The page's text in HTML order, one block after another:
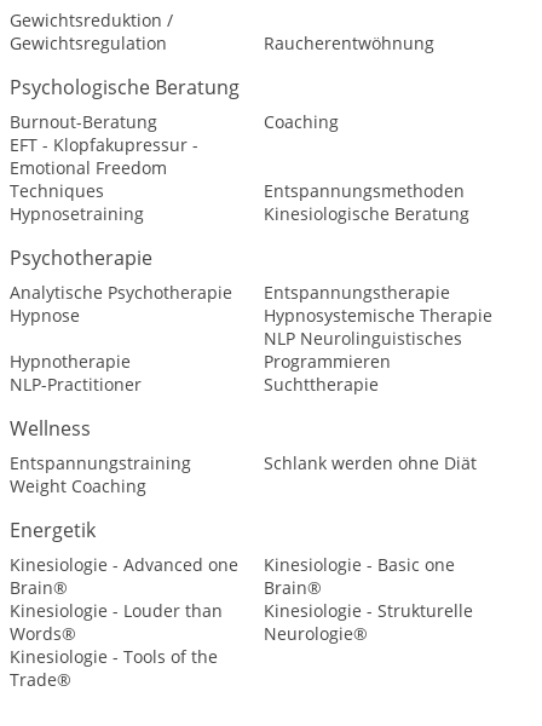
Gewichtsreduktion /
Gewichtsregulation
Raucherentwöhnung
Psychologische Beratung
Burnout-Beratung
Coaching
EFT - Klopfakupressur -
Emotional Freedom
Techniques
Entspannungsmethoden
Hypnosetraining
Kinesiologische Beratung
Psychotherapie
Analytische Psychotherapie
Entspannungstherapie
Hypnose
Hypnosystemische Therapie
Hypnotherapie
NLP Neurolinguistisches
Programmieren
NLP-Practitioner
Suchttherapie
Wellness
Entspannungstraining
Schlank werden ohne Diät
Weight Coaching
Energetik
Kinesiologie - Advanced one
Brain®
Kinesiologie - Basic one
Brain®
Kinesiologie - Louder than
Words®
Kinesiologie - Strukturelle
Neurologie®
Kinesiologie - Tools of the
Trade®